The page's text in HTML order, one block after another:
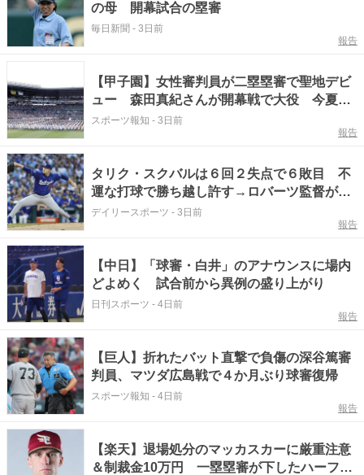
の母 開幕試合の塁審
毎日新聞 - 3日前
報告
【甲子園】女性審判員が二塁塁審で聖地デビ
ュー 森田真紀さんが開幕戦で大役 今夏は
春夏の甲子園で初めて女性審判員５人起用
スポーツ報知 - 3日前
報告
タリク・スクバルは６回２失点で６敗目 不
運な打球で勝ち越し許す→ロバーツ監督が塁
審に確認シーンも 大注目の移籍後初登板
デイリースポーツ - 3日前
報告
【中日】「球審・白井」のアナウンスに場内
どよめく 試合前から異例の盛り上がり
日刊スポーツ - 4日前
報告
【巨人】折れたバット直撃で負傷の深谷篤審
判員、マツダ広島戦で４か月ぶり球審復帰
スポーツ報知 - 4日前
報告
【楽天】退場処分のマッカスカーに厳重注意
＆制裁金10万円 一塁塁審が下したハーフス